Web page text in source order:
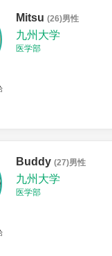
Mitsu (26)男性
九州大学
医学部
Buddy (27)男性
九州大学
医学部